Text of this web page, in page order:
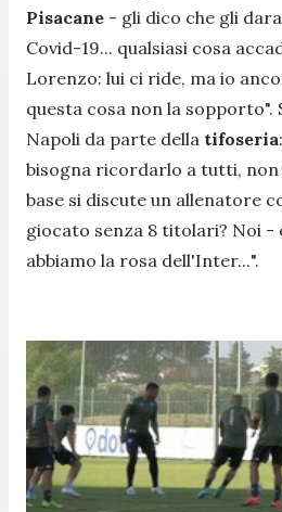
Pisacane - gli dico che gli
Covid-19... qualsiasi cosa
Lorenzo: lui ci ride, ma io
questa cosa non la sopporto".
Napoli da parte della tifoseria
bisogna ricordarlo a tutti, non
base si discute un allenatore
giocato senza 8 titolari? Noi -
abbiamo la rosa dell'Inter...".